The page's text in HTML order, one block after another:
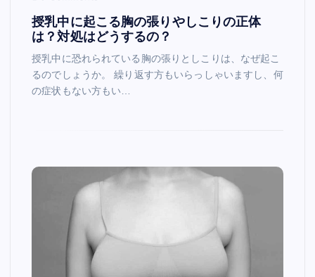
授乳中に起こる胸の張りやしこりの正体
は？対処はどうするの？
授乳中に恐れられている胸の張りとしこりは、なぜ起こ
るのでしょうか。 繰り返す方もいらっしゃいますし、何
の症状もない方もい…